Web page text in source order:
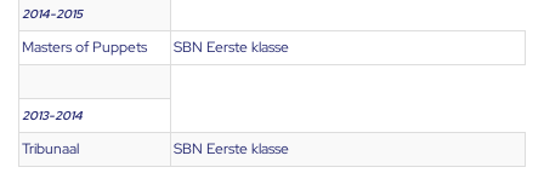
2014-2015
Masters of Puppets SBN Eerste klasse
2013-2014
Tribunaal SBN Eerste klasse